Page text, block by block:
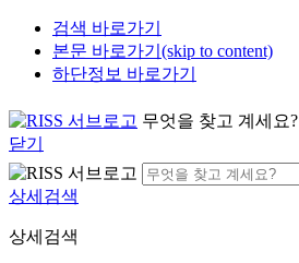
검색 바로가기
본문 바로가기(skip to content)
하단정보 바로가기
무엇을 찾고 계세요?
닫기
상세검색
상세검색